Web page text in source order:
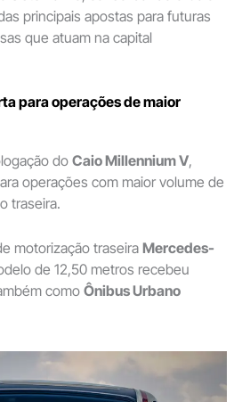
principais apostas para futuras
que atuam na capital
para operações de maior
do Caio Millennium V,
operações com maior volume de
traseira.
motorização traseira Mercedes-
de 12,50 metros recebeu
como Ônibus Urbano